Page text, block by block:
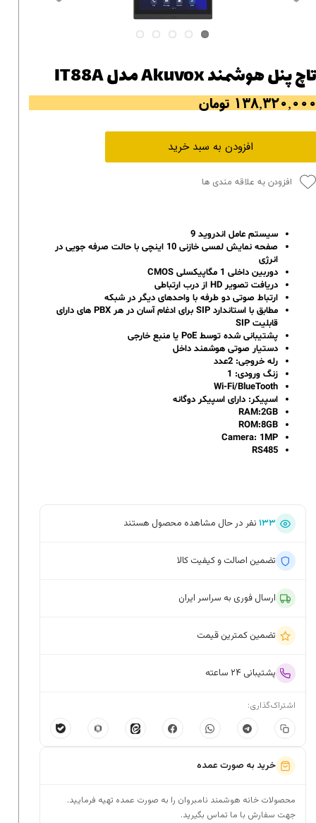
تاچ پنل هوشمند Akuvox مدل IT88A
۱۳۸,۳۲۰,۰۰۰ تومان
افزودن به سبد خرید
افزودن به علاقه مندی ها
سیستم عامل اندروید 9
صفحه نمایش لمسی خازنی 10 اینچی با حالت صرفه جویی در
انرژی
دوربین داخلی 1 مگاپیکسلی CMOS
دریافت تصویر HD از درب ارتباطی
ارتباط صوتی دو طرفه با واحدهای دیگر در شبکه
مطابق با استاندارد SIP برای ادغام آسان در هر PBX های دارای
قابلیت SIP
پشتیبانی شده توسط PoE یا منبع خارجی
دستیار صوتی هوشمند داخل
رله خروجی: 2عدد
زنگ ورودی: 1
Wi-Fi/BlueTooth
اسپیکر: دارای اسپیکر دوگانه
RAM:2GB
ROM:8GB
Camera: 1MP
RS485
۱۳۳ نفر در حال مشاهده محصول هستند
تضمین اصالت و کیفیت کالا
ارسال فوری به سراسر ایران
تضمین کمترین قیمت
پشتیبانی ۲۴ ساعته
اشتراک‌گذاری:
خرید به صورت عمده
محصولات خانه هوشمند نامبروان را به صورت عمده تهیه فرمایید.
جهت سفارش با ما تماس بگیرید.